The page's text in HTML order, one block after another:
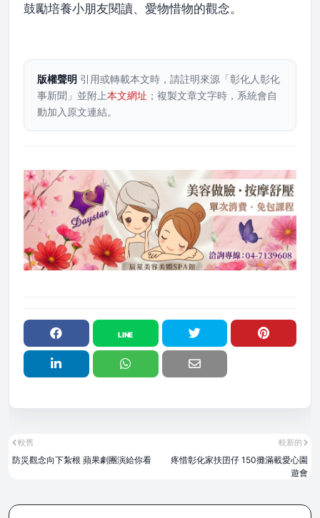
鼓勵培養小朋友閱讀、愛物惜物的觀念。
版權聲明 引用或轉載本文時，請註明來源「彰化人彰化
事新聞」並附上本文網址 ；複製文章文字時，系統會自
動加入原文連結。
較新的
疼惜彰化家扶囝仔 150攤滿載愛心園
遊會
較舊
防災觀念向下紮根 蘋果劇團演給你看